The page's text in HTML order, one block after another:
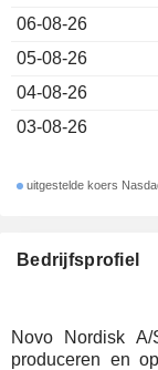
Bedrijfsprofiel
Novo Nordisk
produceren en
06-08-26
05-08-26
04-08-26
03-08-26
uitgestelde koers